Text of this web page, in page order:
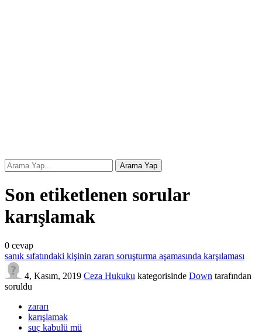
Son etiketlenen sorular
karışlamak
0 cevap
sanık sıfatındaki kişinin zararı soruşturma aşamasında karşılaması
4, Kasım, 2019 Ceza Hukuku kategorisinde Down tarafından
soruldu
zararı
karışlamak
suç kabulü mü